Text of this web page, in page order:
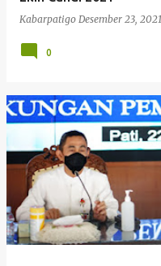
Kabarpatigo Desember 23, 2021
0